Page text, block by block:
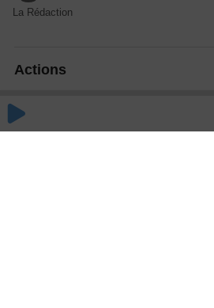
La Rédaction
Actions